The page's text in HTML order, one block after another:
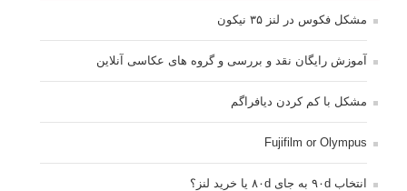
مشکل فکوس در لنز ۳۵ نیکون
آموزش رایگان نقد و بررسی و گروه های عکاسی آنلاین
مشکل با کم کردن دیافراگم
Fujifilm or Olympus
انتخاب ۹۰d به جای ۸۰d یا خرید لنز؟